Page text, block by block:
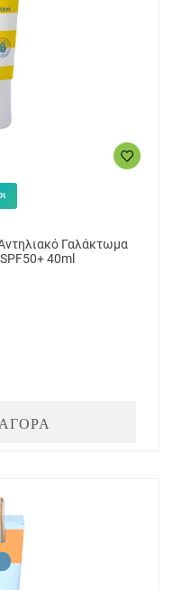
Γαλάκτωμα
40ml